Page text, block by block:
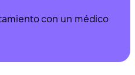
con un médico